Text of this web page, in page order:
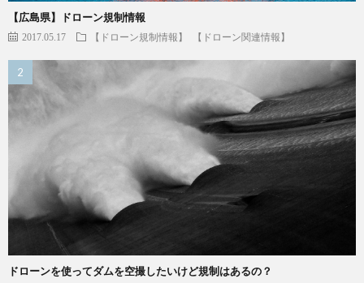
【広島県】ドローン規制情報
2017.05.17 【ドローン規制情報】 【ドローン関連情報】
ドローンを使ってダムを空撮したいけど規制はあるの？